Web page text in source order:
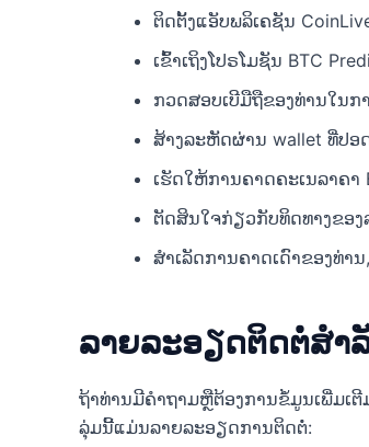
ຕິດຕັ້ງແອັບພລິເຄຊັນ
ເຂົ້າເຖິງໂປຣໂມຊັນ BTC
ກວດ​ສອບ​ເບີ​ມື​ຖື​ຂອງ​ທ່ານ​ໃນ​ກ
ສ້າງລະຫັດຜ່ານ wallet ທີ່ປອ
ເຮັດໃຫ້ການຄາດຄະເນລາຄ
ຕັດສິນໃຈກ່ຽວກັບທິດທາງຂອງ
ສຳເລັດການຄາດເດົາຂອງທ່າ
ລາຍລະອຽດຕິດຕໍ່ສໍາ
ຖ້າທ່ານມີຄໍາຖາມຫຼືຕ້ອງການຂໍ້ມູນເພີ່ມເ
ລຸ່ມນີ້ແມ່ນລາຍລະອຽດການຕິດຕໍ່: